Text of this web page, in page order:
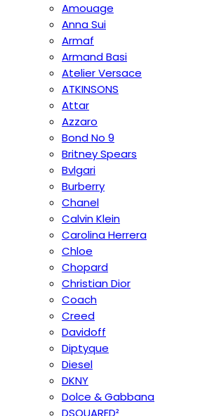
Amouage
Anna Sui
Armaf
Armand Basi
Atelier Versace
ATKINSONS
Attar
Azzaro
Bond No 9
Britney Spears
Bvlgari
Burberry
Chanel
Calvin Klein
Carolina Herrera
Chloe
Chopard
Christian Dior
Coach
Creed
Davidoff
Diptyque
Diesel
DKNY
Dolce & Gabbana
DSQUARED²